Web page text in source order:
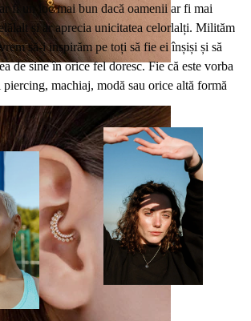
fi un loc mai bun dacă oamenii ar fi mai
și ar aprecia unicitatea celorlalți. Milităm
să-i inspirăm pe toți să fie ei înșiși și să
de sine în orice fel doresc. Fie că este vorba
machiaj, modă sau orice altă formă